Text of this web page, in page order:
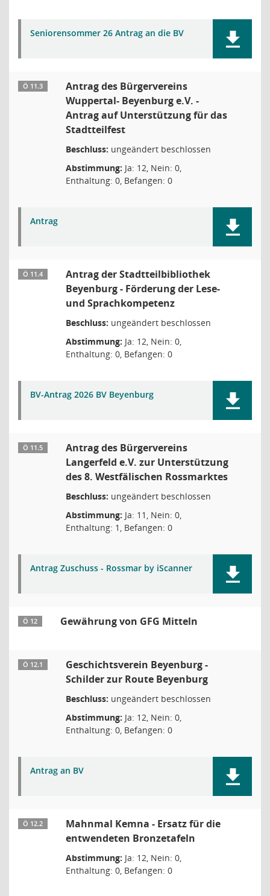
Seniorensommer 26 Antrag an die BV
Ö 11.3
Antrag des Bürgervereins
Wuppertal- Beyenburg e.V. -
Antrag auf Unterstützung für das
Stadtteilfest
Beschluss: ungeändert beschlossen
Abstimmung: Ja: 12, Nein: 0,
Enthaltung: 0, Befangen: 0
Antrag
Ö 11.4
Antrag der Stadtteilbibliothek
Beyenburg - Förderung der Lese-
und Sprachkompetenz
Beschluss: ungeändert beschlossen
Abstimmung: Ja: 12, Nein: 0,
Enthaltung: 0, Befangen: 0
BV-Antrag 2026 BV Beyenburg
Ö 11.5
Antrag des Bürgervereins
Langerfeld e.V. zur Unterstützung
des 8. Westfälischen Rossmarktes
Beschluss: ungeändert beschlossen
Abstimmung: Ja: 11, Nein: 0,
Enthaltung: 1, Befangen: 0
Antrag Zuschuss - Rossmar by iScanner
Ö 12 Gewährung von GFG Mitteln
Ö 12.1
Geschichtsverein Beyenburg -
Schilder zur Route Beyenburg
Beschluss: ungeändert beschlossen
Abstimmung: Ja: 12, Nein: 0,
Enthaltung: 0, Befangen: 0
Antrag an BV
Ö 12.2
Mahnmal Kemna - Ersatz für die
entwendeten Bronzetafeln
Abstimmung: Ja: 12, Nein: 0,
Enthaltung: 0, Befangen: 0